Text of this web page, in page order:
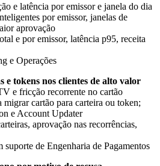
por emissor, janelas de
e por emissor, latência p95, receita
e Operações
cartão para carteira ou token;
aprovação nas recorrências,
de Engenharia de Pagamentos